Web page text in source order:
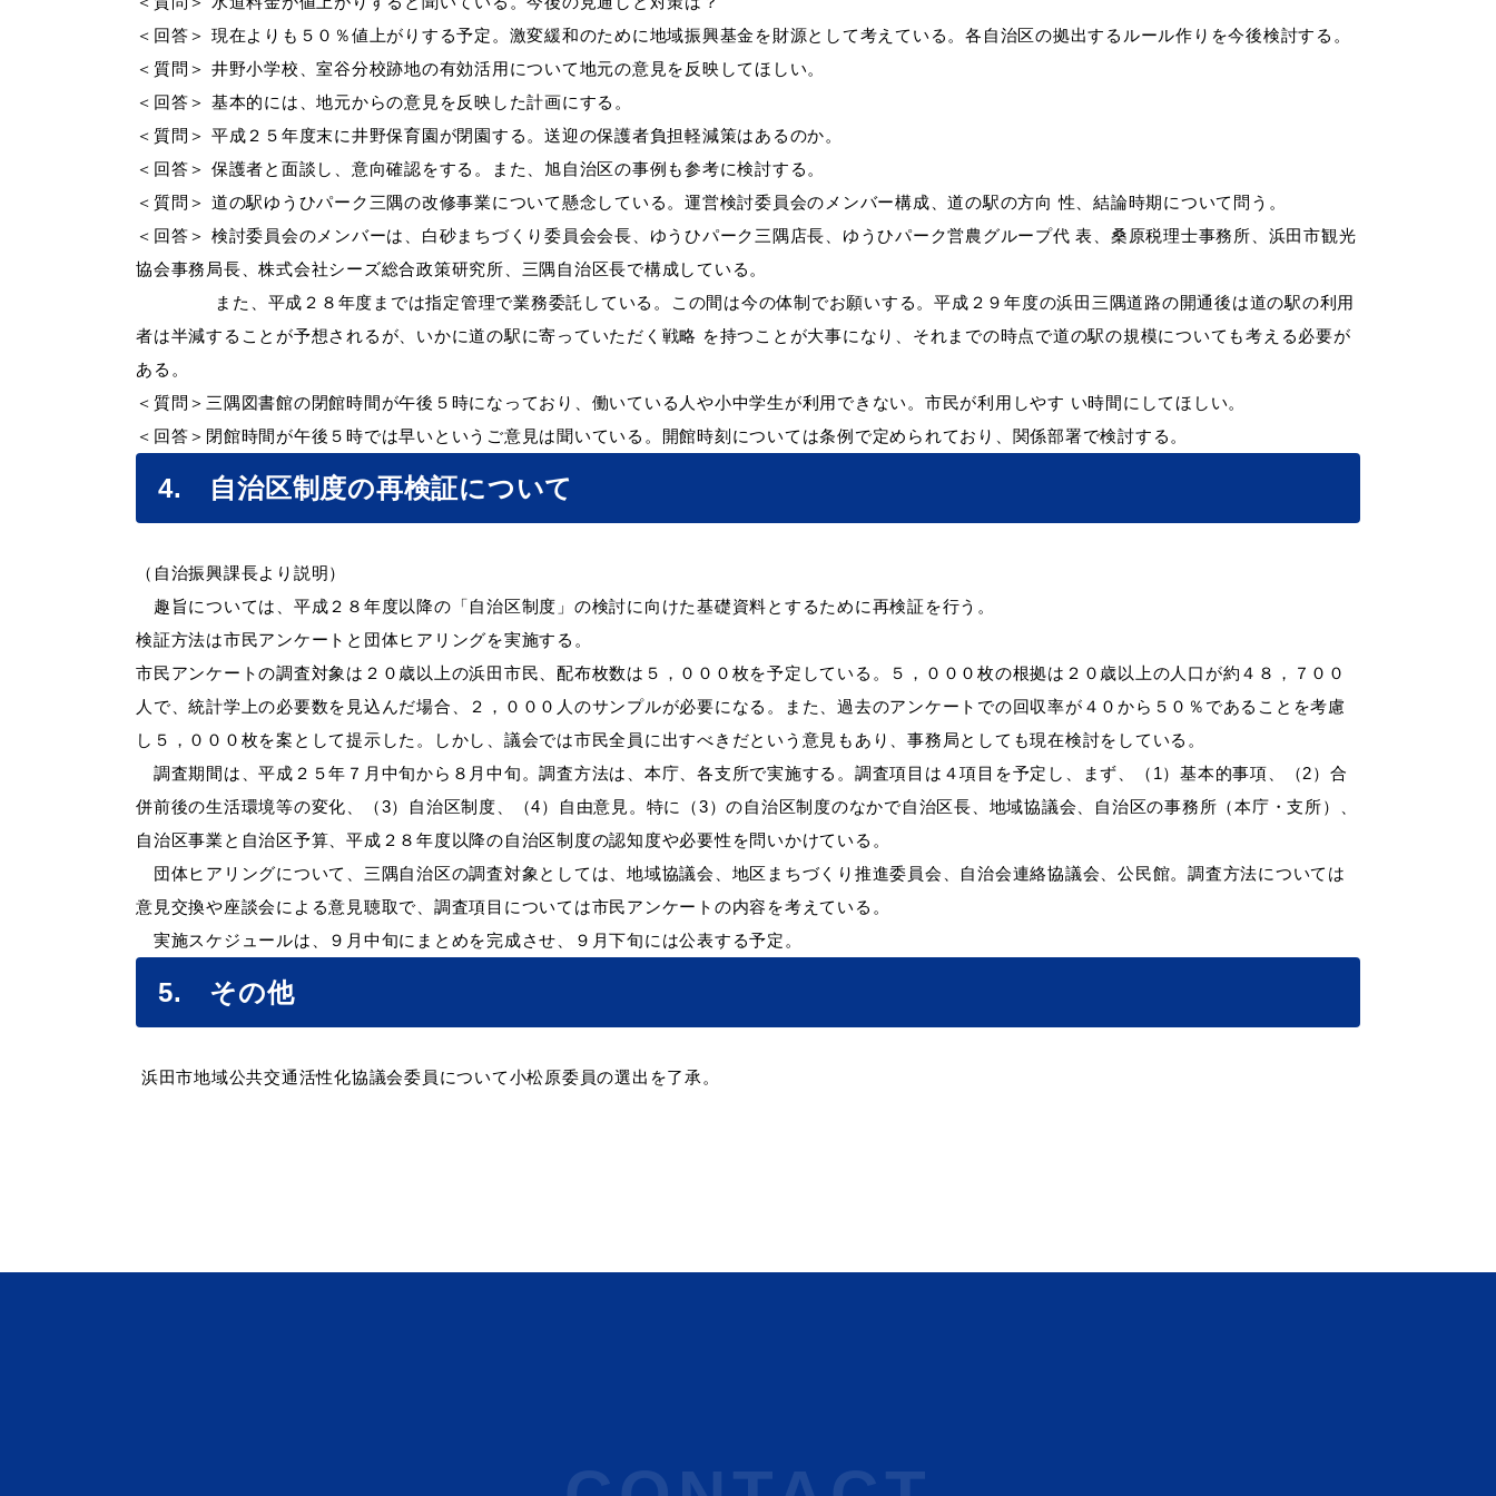
＜回答＞ 現在よりも５０％値上がりする予定。激変緩和のために地域振興基金を財源として考えている。各自治区の拠出するルール作りを今後検討する。
＜質問＞ 井野小学校、室谷分校跡地の有効活用について地元の意見を反映してほしい。
＜回答＞ 基本的には、地元からの意見を反映した計画にする。
＜質問＞ 平成２５年度末に井野保育園が閉園する。送迎の保護者負担軽減策はあるのか。
＜回答＞ 保護者と面談し、意向確認をする。また、旭自治区の事例も参考に検討する。
＜質問＞ 道の駅ゆうひパーク三隅の改修事業について懸念している。運営検討委員会のメンバー構成、道の駅の方向 性、結論時期について問う。
＜回答＞ 検討委員会のメンバーは、白砂まちづくり委員会会長、ゆうひパーク三隅店長、ゆうひパーク営農グループ代 表、桑原税理士事務所、浜田市観光
協会事務局長、株式会社シーズ総合政策研究所、三隅自治区長で構成している。
また、平成２８年度までは指定管理で業務委託している。この間は今の体制でお願いする。平成２９年度の浜田三隅道路の開通後は道の駅の利用
者は半減することが予想されるが、いかに道の駅に寄っていただく戦略 を持つことが大事になり、それまでの時点で道の駅の規模についても考える必要が
ある。
＜質問＞ 三隅図書館の閉館時間が午後５時になっており、働いている人や小中学生が利用できない。市民が利用しやす い時間にしてほしい。
＜回答＞ 閉館時間が午後５時では早いというご意見は聞いている。開館時刻については条例で定められており、関係部署で検討する。
4. 自治区制度の再検証について
（自治振興課長より説明）
趣旨については、平成２８年度以降の「自治区制度」の検討に向けた基礎資料とするために再検証を行う。
検証方法は市民アンケートと団体ヒアリングを実施する。
市民アンケートの調査対象は２０歳以上の浜田市民、配布枚数は５，０００枚を予定している。５，０００枚の根拠は２０歳以上の人口が約４８，７００
人で、統計学上の必要数を見込んだ場合、２，０００人のサンプルが必要になる。また、過去のアンケートでの回収率が４０から５０％であることを考慮
し５，０００枚を案として提示した。しかし、議会では市民全員に出すべきだという意見もあり、事務局としても現在検討をしている。
調査期間は、平成２５年７月中旬から８月中旬。調査方法は、本庁、各支所で実施する。調査項目は４項目を予定し、まず、（1）基本的事項、（2）合
併前後の生活環境等の変化、（3）自治区制度、（4）自由意見。特に（3）の自治区制度のなかで自治区長、地域協議会、自治区の事務所（本庁・支所）、
自治区事業と自治区予算、平成２８年度以降の自治区制度の認知度や必要性を問いかけている。
団体ヒアリングについて、三隅自治区の調査対象としては、地域協議会、地区まちづくり推進委員会、自治会連絡協議会、公民館。調査方法については
意見交換や座談会による意見聴取で、調査項目については市民アンケートの内容を考えている。
実施スケジュールは、９月中旬にまとめを完成させ、９月下旬には公表する予定。
5. その他
浜田市地域公共交通活性化協議会委員について小松原委員の選出を了承。